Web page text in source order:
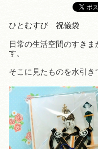
ひとむすび 祝儀袋
日常の生活空間のすき
す。
そこに見たものを水引き